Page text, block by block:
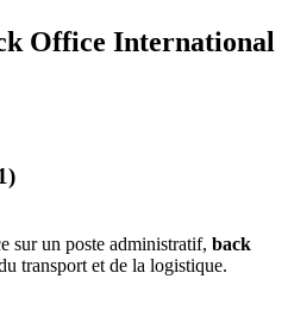
Office International
sur un poste administratif, back
transport et de la logistique.